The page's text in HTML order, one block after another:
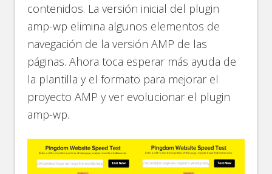
contenidos. La versión inicial del plugin
amp-wp elimina algunos elementos de
navegación de la versión AMP de las
páginas. Ahora toca esperar más ayuda de
la plantilla y el formato para mejorar el
proyecto AMP y ver evolucionar el plugin
amp-wp.